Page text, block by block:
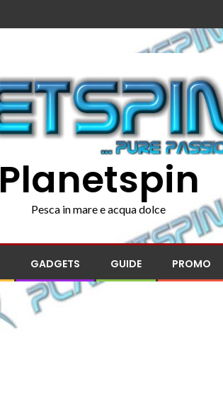
Planetspin
Pesca in mare e acqua dolce
GADGETS GUIDE PROMO